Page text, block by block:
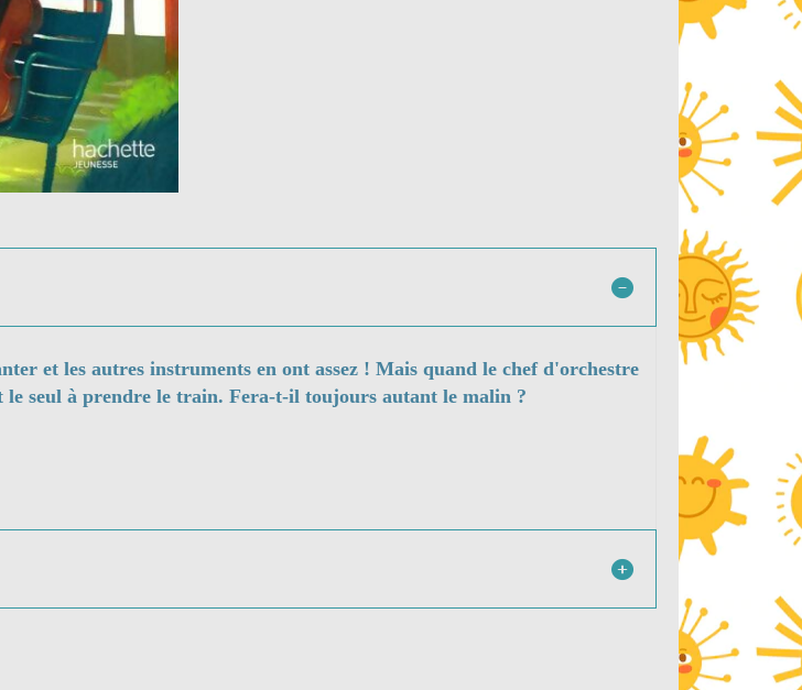
et les autres instruments en ont assez ! Mais quand le chef d'orchestre
seul à prendre le train. Fera-t-il toujours autant le malin ?